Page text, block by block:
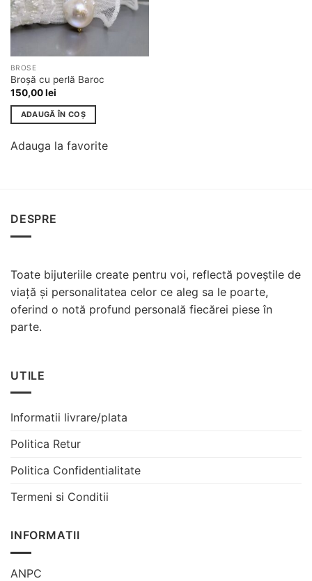
BROSE
Broșă cu perlă Baroc
150,00lei
ADAUGĂ ÎN COȘ
Adauga la favorite
DESPRE
Toate bijuteriile create pentru voi, reflectă poveștile de
viață și personalitatea celor ce aleg sa le poarte,
oferind o notă profund personală fiecărei piese în
parte.
UTILE
Informatii livrare/plata
Politica Retur
Politica Confidentialitate
Termeni si Conditii
INFORMATII
ANPC